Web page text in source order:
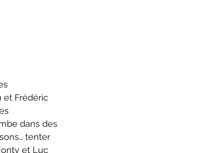
et Frédéric
dans des
tenter
et Luc